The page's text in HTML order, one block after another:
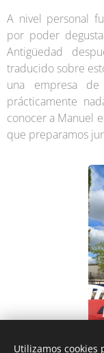
A nivel personal
por poder
Antigüedad
traducido sobre
una empresa
prácticamente
conocer a Manuel
que preparamos
Utilizamos